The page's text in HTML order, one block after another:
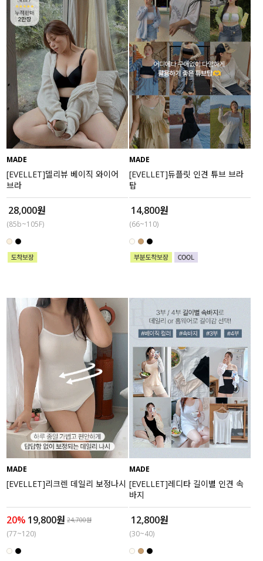
팬츠
셔츠
원피스
니트
수영복
아우터
스커트
언더웨어/파자마
코디템
FIT ZOOM
ACC
MADE
[EVELLET]델리뷰 베이직 와이어
브라
28,000원
(85b~105F)
MADE
[EVELLET]듀플릿 인견 튜브 브라
탑
14,800원
(66~110)
MADE
[EVELLET]리크렌 데일리 보정나시
20% 19,800원 24,700원
(77~120)
MADE
[EVELLET]레디타 길이별 인견 속
바지
12,800원
(30~40)